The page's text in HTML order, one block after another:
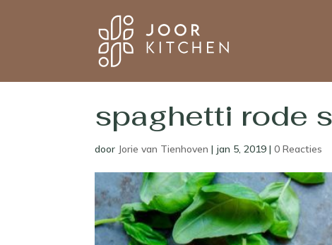
spaghetti rode
door Jorie van Tienhoven | jan 5, 2019 |0 Reacties